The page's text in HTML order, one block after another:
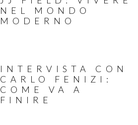
NEL MONDO
MODERNO
INTERVISTA CON
CARLO FENIZI:
COME VA A
FINIRE